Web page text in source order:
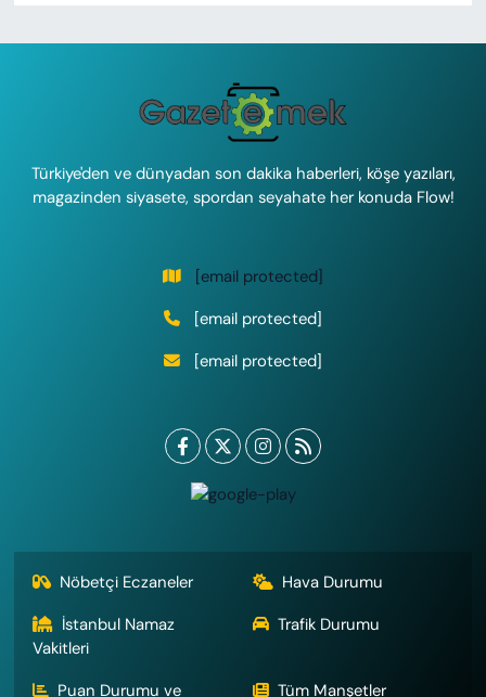
Türkiye'den ve dünyadan son dakika haberleri, köşe yazıları,
magazinden siyasete, spordan seyahate her konuda Flow!
[email protected]
[email protected]
[email protected]
Nöbetçi Eczaneler
Hava Durumu
İstanbul Namaz
Vakitleri
Trafik Durumu
Puan Durumu ve Tüm Manşetler